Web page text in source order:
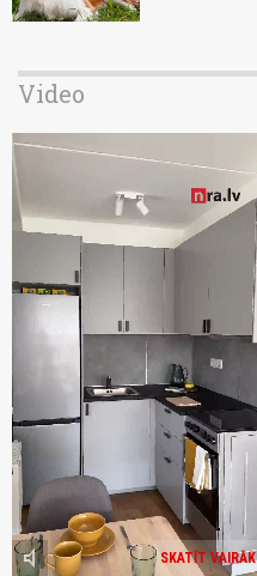
Video
SKATĪT VAIRĀK
volume_mute